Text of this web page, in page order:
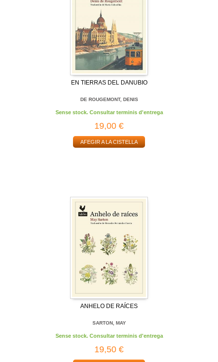
EN TIERRAS DEL DANUBIO
DE ROUGEMONT, DENIS
Sense stock. Consultar terminis d'entrega
19,00 €
AFEGIR A LA CISTELLA
ANHELO DE RAÍCES
SARTON, MAY
Sense stock. Consultar terminis d'entrega
19,50 €